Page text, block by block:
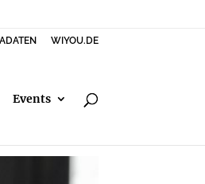
WIYOU.DE
Events